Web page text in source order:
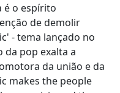
é o espírito
de demolir
- tema lançado no
da pop exalta a
da união e da
makes the people